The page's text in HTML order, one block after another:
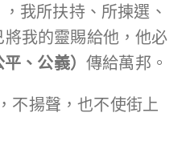
，我所扶持、所揀選、
我的靈賜給他，他必
平、公義）傳給萬邦。
不揚聲，也不使街上